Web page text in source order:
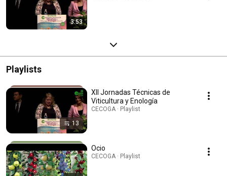
3:53
Playlists
13
XII Jornadas Técnicas de
Viticultura y Enología
CECOGA · Playlist
Ocio
CECOGA · Playlist